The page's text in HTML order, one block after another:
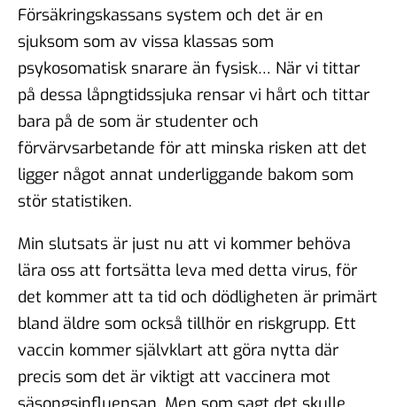
Försäkringskassans system och det är en
sjuksom som av vissa klassas som
psykosomatisk snarare än fysisk… När vi tittar
på dessa låpngtidssjuka rensar vi hårt och tittar
bara på de som är studenter och
förvärvsarbetande för att minska risken att det
ligger något annat underliggande bakom som
stör statistiken.
Min slutsats är just nu att vi kommer behöva
lära oss att fortsätta leva med detta virus, för
det kommer att ta tid och dödligheten är primärt
bland äldre som också tillhör en riskgrupp. Ett
vaccin kommer självklart att göra nytta där
precis som det är viktigt att vaccinera mot